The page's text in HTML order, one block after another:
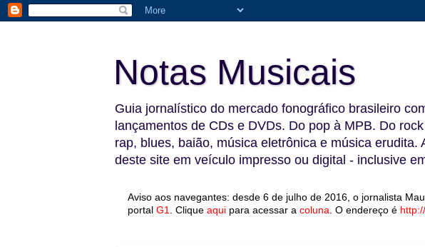
Notas Musicais
Guia jornalístico do mercado fonográfico brasileiro
lançamentos de CDs e DVDs. Do pop à MPB. Do
rap, blues, baião, música eletrônica e música
deste site em veículo impresso ou digital - inclusive
Aviso aos navegantes: desde 6 de julho de 2016, o jornalista
portal G1 Clique aqui para acessar a coluna O endereço é